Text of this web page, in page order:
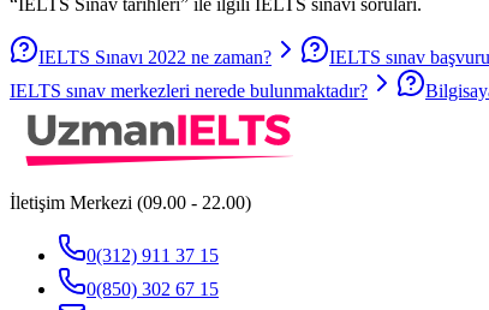
IELTS Sınavı 2022 ne zaman? IELTS sınav
IELTS sınav merkezleri nerede bulunmaktadır?
İletişim Merkezi (09.00 - 22.00)
0(312) 911 37 15
0(850) 302 67 15